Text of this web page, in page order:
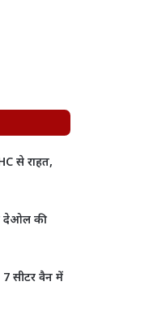
से राहत,
देओल की
सीटर वैन में